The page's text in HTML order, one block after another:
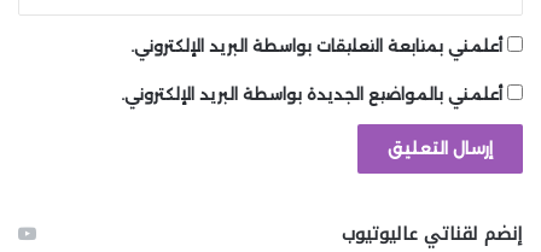
أعلمني بمتابعة التعليقات بواسطة البريد الإلكتروني.
أعلمني بالمواضيع الجديدة بواسطة البريد الإلكتروني.
إنضم لقناتي عاليوتيوب